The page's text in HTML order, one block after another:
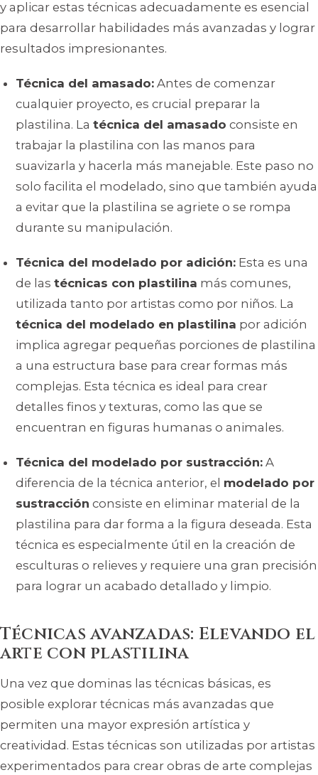
y aplicar estas técnicas adecuadamente es esencial
para desarrollar habilidades más avanzadas y lograr
resultados impresionantes.
Técnica del amasado:Antes de comenzar
cualquier proyecto, es crucial preparar la
plastilina. La técnica del amasado consiste en
trabajar la plastilina con las manos para
suavizarla y hacerla más manejable. Este paso no
solo facilita el modelado, sino que también ayuda
a evitar que la plastilina se agriete o se rompa
durante su manipulación.
Técnica del modelado por adición:Esta es una
de las técnicas con plastilina más comunes,
utilizada tanto por artistas como por niños. La
técnica del modelado en plastilina por adición
implica agregar pequeñas porciones de plastilina
a una estructura base para crear formas más
complejas. Esta técnica es ideal para crear
detalles finos y texturas, como las que se
encuentran en figuras humanas o animales.
Técnica del modelado por sustracción:A
diferencia de la técnica anterior, el modelado por
sustracción consiste en eliminar material de la
plastilina para dar forma a la figura deseada. Esta
técnica es especialmente útil en la creación de
esculturas o relieves y requiere una gran precisión
para lograr un acabado detallado y limpio.
Técnicas avanzadas: Elevando el
arte con plastilina
Una vez que dominas las técnicas básicas, es
posible explorar técnicas más avanzadas que
permiten una mayor expresión artística y
creatividad. Estas técnicas son utilizadas por artistas
experimentados para crear obras de arte complejas